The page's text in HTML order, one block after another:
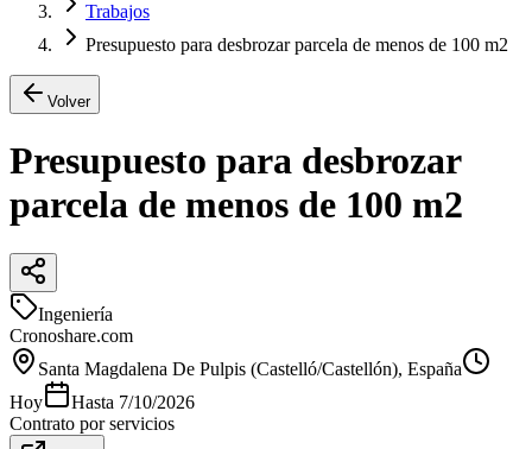
Trabajos
Presupuesto para desbrozar parcela de menos de 100 m2
Volver
Presupuesto para desbrozar
parcela de menos de 100 m2
Ingeniería
Cronoshare.com
Santa Magdalena De Pulpis (Castelló/Castellón), España
Hoy
Hasta 7/10/2026
Contrato por servicios